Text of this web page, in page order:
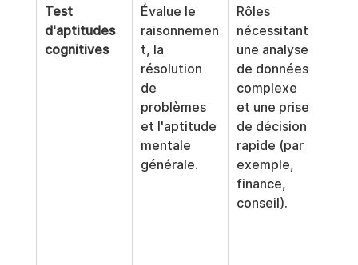
Test
d'aptitudes
cognitives
Évalue le
raisonnemen
t, la
résolution
de
problèmes
et l'aptitude
mentale
générale.
Rôles
nécessitant
une analyse
de données
complexe
et une prise
de décision
rapide (par
exemple,
finance,
conseil).